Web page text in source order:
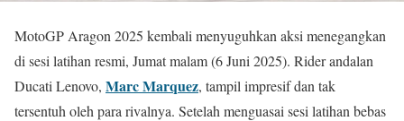
MotoGP Aragon 2025 kembali menyuguhkan aksi menegangkan
di sesi latihan resmi, Jumat malam (6 Juni 2025). Rider andalan
Ducati Lenovo, Marc Marquez, tampil impresif dan tak
tersentuh oleh para rivalnya. Setelah menguasai sesi latihan bebas